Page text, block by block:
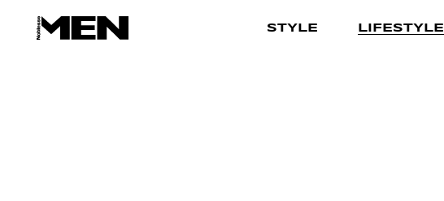
STYLE LIFESTYLE